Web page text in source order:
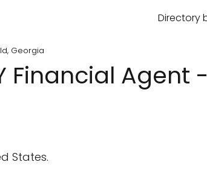
Directory
Georgia
Financial Agent
States.